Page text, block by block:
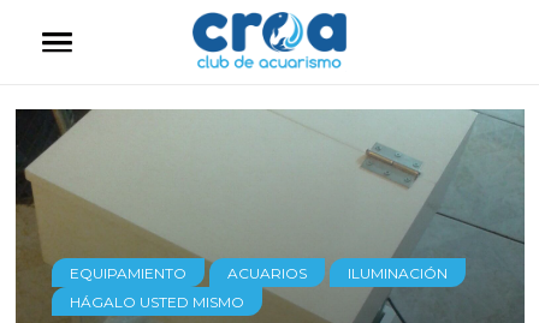
EQUIPAMIENTO ACUARIOS
ILUMINACIÓN
HÁGALO USTED MISMO